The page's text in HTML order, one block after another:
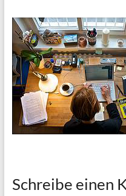
Schreibe einen